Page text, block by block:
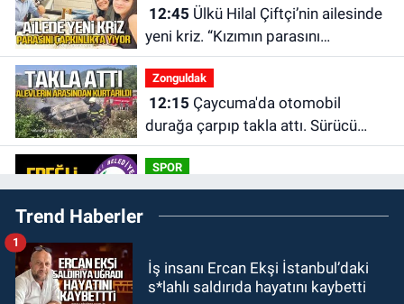
12:45
yeni kriz. “Kızımın parasını
çapkınlıkta yiyor”
Zonguldak
12:15
durağa çarpıp takla attı. Sürücü
alevlerin arasından kurtarıldı.
SPOR
11:49Kdz. Ereğli Belediyespor'da
kulübün başına kim geçecek?
11:45
Trend Haberler
İş insanı Ercan Ekşi İstanbul’daki
s*lahlı saldırıda hayatını kaybetti
1